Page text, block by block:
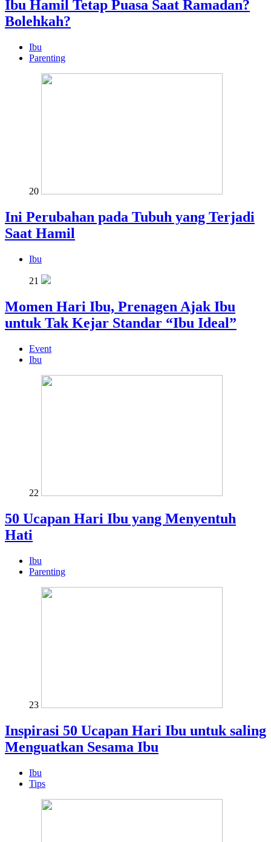
Ibu Hamil Tetap Puasa Saat Ramadan?
Bolehkah?
Ibu
Parenting
20
Ini Perubahan pada Tubuh yang Terjadi
Saat Hamil
Ibu
21
Momen Hari Ibu, Prenagen Ajak Ibu
untuk Tak Kejar Standar “Ibu Ideal”
Event
Ibu
22
50 Ucapan Hari Ibu yang Menyentuh
Hati
Ibu
Parenting
23
Inspirasi 50 Ucapan Hari Ibu untuk saling
Menguatkan Sesama Ibu
Ibu
Tips